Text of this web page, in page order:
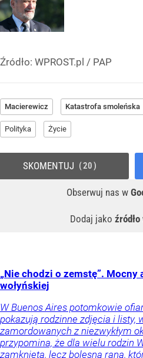
Źródło: WPROST.pl / PAP
Macierewicz Katastrofa smoleńska
Polityka Życie
Obserwuj nas w
Dodaj jako
SKOMENTUJ 20
„Nie chodzi o zemstę”.
wołyńskiej
W Buenos Aires potomkowie
pokazują rodzinne zdjęcia i listy,
zamordowanych z niezwykłym
przypomina, że dla wielu rodzin
zamkniętą, lecz bolesną raną,